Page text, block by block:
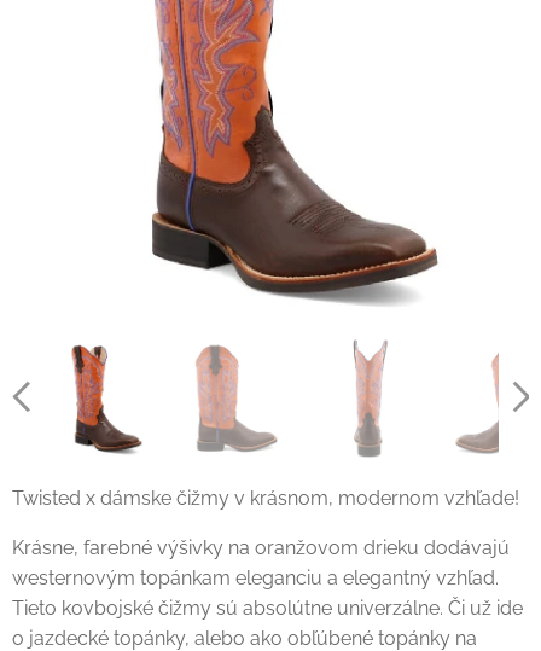
Twisted x dámske čižmy v krásnom, modernom vzhľade!
Krásne, farebné výšivky na oranžovom drieku dodávajú
westernovým topánkam eleganciu a elegantný vzhľad.
Tieto kovbojské čižmy sú absolútne univerzálne. Či už ide
o jazdecké topánky, alebo ako obľúbené topánky na